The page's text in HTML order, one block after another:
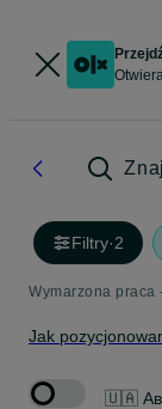
Filtry·2
Wymarzona praca
Jak
🇺🇦